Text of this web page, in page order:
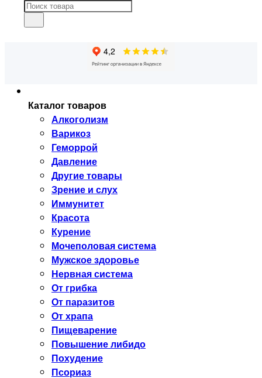
Каталог товаров
Алкоголизм
Варикоз
Геморрой
Давление
Другие товары
Зрение и слух
Иммунитет
Красота
Курение
Мочеполовая система
Мужское здоровье
Нервная система
От грибка
От паразитов
От храпа
Пищеварение
Повышение либидо
Похудение
Псориаз